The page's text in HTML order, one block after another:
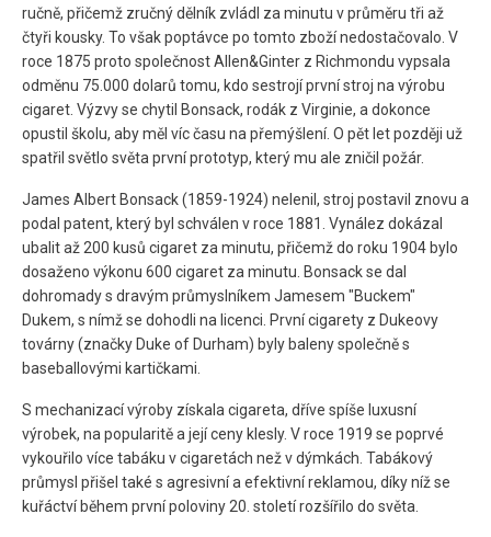
ručně, přičemž zručný dělník zvládl za minutu v průměru tři až
čtyři kousky. To však poptávce po tomto zboží nedostačovalo. V
roce 1875 proto společnost Allen&Ginter z Richmondu vypsala
odměnu 75.000 dolarů tomu, kdo sestrojí první stroj na výrobu
cigaret. Výzvy se chytil Bonsack, rodák z Virginie, a dokonce
opustil školu, aby měl víc času na přemýšlení. O pět let později už
spatřil světlo světa první prototyp, který mu ale zničil požár.
James Albert Bonsack (1859-1924) nelenil, stroj postavil znovu a
podal patent, který byl schválen v roce 1881. Vynález dokázal
ubalit až 200 kusů cigaret za minutu, přičemž do roku 1904 bylo
dosaženo výkonu 600 cigaret za minutu. Bonsack se dal
dohromady s dravým průmyslníkem Jamesem "Buckem"
Dukem, s nímž se dohodli na licenci. První cigarety z Dukeovy
továrny (značky Duke of Durham) byly baleny společně s
baseballovými kartičkami.
S mechanizací výroby získala cigareta, dříve spíše luxusní
výrobek, na popularitě a její ceny klesly. V roce 1919 se poprvé
vykouřilo více tabáku v cigaretách než v dýmkách. Tabákový
průmysl přišel také s agresivní a efektivní reklamou, díky níž se
kuřáctví během první poloviny 20. století rozšířilo do světa.